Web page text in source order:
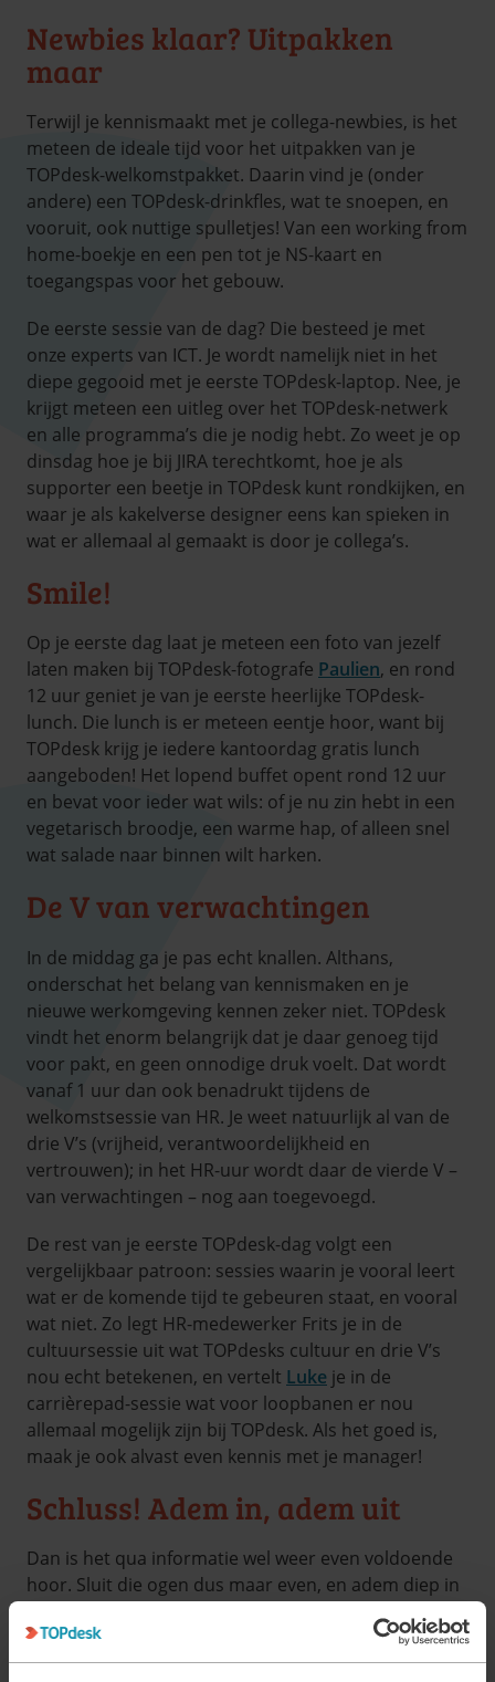
Newbies klaar? Uitpakken
maar
Terwijl je kennismaakt met je collega-newbies, is het
meteen de ideale tijd voor het uitpakken van je
TOPdesk-welkomstpakket. Daarin vind je (onder
andere) een TOPdesk-drinkfles, wat te snoepen, en
vooruit, ook nuttige spulletjes! Van een working from
home-boekje en een pen tot je NS-kaart en
toegangspas voor het gebouw.
De eerste sessie van de dag? Die besteed je met
onze experts van ICT. Je wordt namelijk niet in het
diepe gegooid met je eerste TOPdesk-laptop. Nee, je
krijgt meteen een uitleg over het TOPdesk-netwerk
en alle programma’s die je nodig hebt. Zo weet je op
dinsdag hoe je bij JIRA terechtkomt, hoe je als
supporter een beetje in TOPdesk kunt rondkijken, en
waar je als kakelverse designer eens kan spieken in
wat er allemaal al gemaakt is door je collega’s.
Smile!
Op je eerste dag laat je meteen een foto van jezelf
laten maken bij TOPdesk-fotografe Paulien, en rond
12 uur geniet je van je eerste heerlijke TOPdesk-
lunch. Die lunch is er meteen eentje hoor, want bij
TOPdesk krijg je iedere kantoordag gratis lunch
aangeboden! Het lopend buffet opent rond 12 uur
en bevat voor ieder wat wils: of je nu zin hebt in een
vegetarisch broodje, een warme hap, of alleen snel
wat salade naar binnen wilt harken.
De V van verwachtingen
In de middag ga je pas echt knallen. Althans,
onderschat het belang van kennismaken en je
nieuwe werkomgeving kennen zeker niet. TOPdesk
vindt het enorm belangrijk dat je daar genoeg tijd
voor pakt, en geen onnodige druk voelt. Dat wordt
vanaf 1 uur dan ook benadrukt tijdens de
welkomstsessie van HR. Je weet natuurlijk al van de
drie V’s (vrijheid, verantwoordelijkheid en
vertrouwen); in het HR-uur wordt daar de vierde V –
van verwachtingen – nog aan toegevoegd.
De rest van je eerste TOPdesk-dag volgt een
vergelijkbaar patroon: sessies waarin je vooral leert
wat er de komende tijd te gebeuren staat, en vooral
wat niet. Zo legt HR-medewerker Frits je in de
cultuursessie uit wat TOPdesks cultuur en drie V’s
nou echt betekenen, en vertelt Luke je in de
carrièrepad-sessie wat voor loopbanen er nou
allemaal mogelijk zijn bij TOPdesk. Als het goed is,
maak je ook alvast even kennis met je manager!
Schluss! Adem in, adem uit
Dan is het qua informatie wel weer even voldoende
hoor. Sluit die ogen dus maar even, en adem diep in
nog even naar het maandelijkse TOPx kijken! Dat is
een liveshow met presentaties en updates met